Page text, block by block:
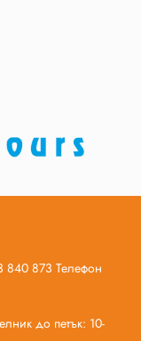
840 873 Телефон
до петък: 10-